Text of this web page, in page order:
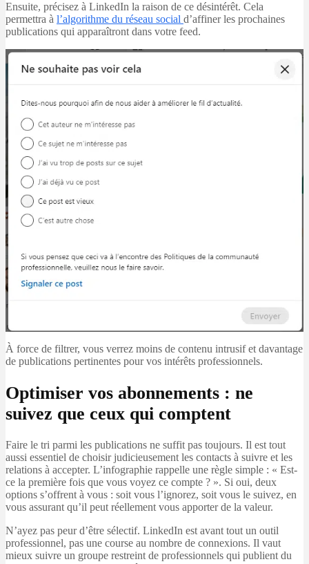
Ensuite, précisez à LinkedIn la raison de ce désintérêt. Cela
permettra à l’algorithme du réseau social d’affiner les prochaines
publications qui apparaîtront dans votre feed.
À force de filtrer, vous verrez moins de contenu intrusif et davantage
de publications pertinentes pour vos intérêts professionnels.
Optimiser vos abonnements : ne
suivez que ceux qui comptent
Faire le tri parmi les publications ne suffit pas toujours. Il est tout
aussi essentiel de choisir judicieusement les contacts à suivre et les
relations à accepter. L’infographie rappelle une règle simple : « Est-
ce la première fois que vous voyez ce compte ? ». Si oui, deux
options s’offrent à vous : soit vous l’ignorez, soit vous le suivez, en
vous assurant qu’il peut réellement vous apporter de la valeur.
N’ayez pas peur d’être sélectif. LinkedIn est avant tout un outil
professionnel, pas une course au nombre de connexions. Il vaut
mieux suivre un groupe restreint de professionnels qui publient du